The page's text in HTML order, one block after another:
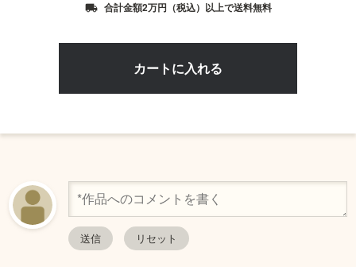
local_shipping 合計金額2万円（税込）以上で送料無料